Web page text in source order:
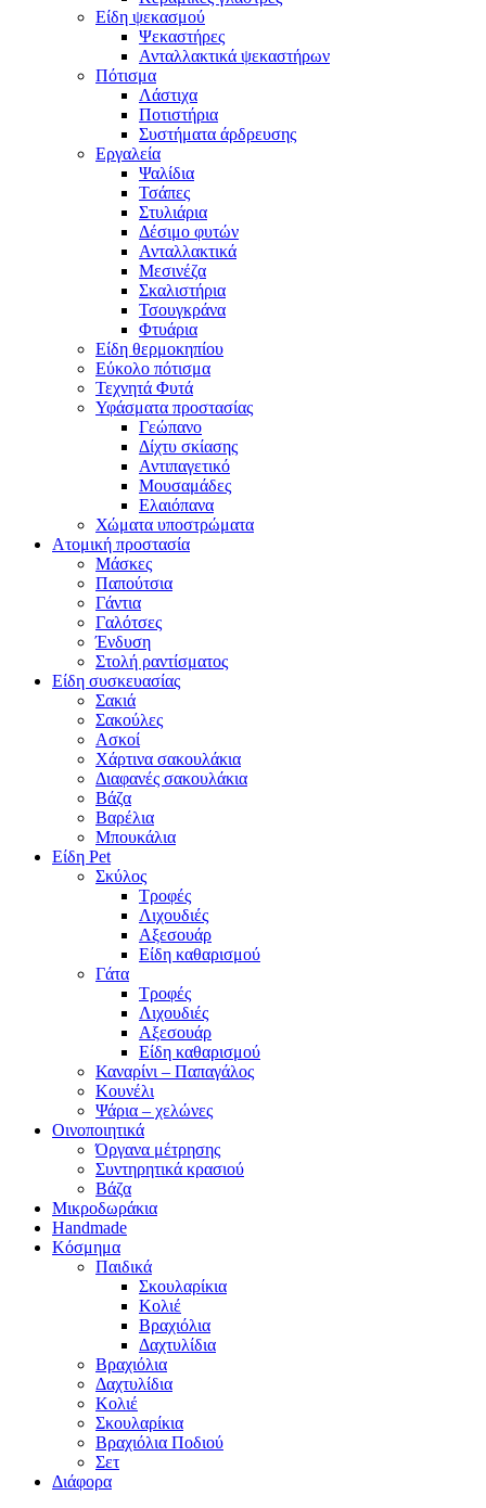
Είδη ψεκασμού
Ψεκαστήρες
Ανταλλακτικά ψεκαστήρων
Πότισμα
Λάστιχα
Ποτιστήρια
Συστήματα άρδρευσης
Εργαλεία
Ψαλίδια
Τσάπες
Στυλιάρια
Δέσιμο φυτών
Ανταλλακτικά
Μεσινέζα
Σκαλιστήρια
Τσουγκράνα
Φτυάρια
Είδη θερμοκηπίου
Εύκολο πότισμα
Τεχνητά Φυτά
Υφάσματα προστασίας
Γεώπανο
Δίχτυ σκίασης
Αντιπαγετικό
Μουσαμάδες
Ελαιόπανα
Χώματα υποστρώματα
Ατομική προστασία
Μάσκες
Παπούτσια
Γάντια
Γαλότσες
Ένδυση
Στολή ραντίσματος
Είδη συσκευασίας
Σακιά
Σακούλες
Ασκοί
Χάρτινα σακουλάκια
Διαφανές σακουλάκια
Βάζα
Βαρέλια
Μπουκάλια
Είδη Pet
Σκύλος
Τροφές
Λιχουδιές
Αξεσουάρ
Είδη καθαρισμού
Γάτα
Τροφές
Λιχουδιές
Αξεσουάρ
Είδη καθαρισμού
Καναρίνι – Παπαγάλος
Κουνέλι
Ψάρια – χελώνες
Οινοποιητικά
Όργανα μέτρησης
Συντηρητικά κρασιού
Βάζα
Μικροδωράκια
Handmade
Κόσμημα
Παιδικά
Σκουλαρίκια
Κολιέ
Βραχιόλια
Δαχτυλίδια
Βραχιόλια
Δαχτυλίδια
Κολιέ
Σκουλαρίκια
Βραχιόλια Ποδιού
Σετ
Διάφορα